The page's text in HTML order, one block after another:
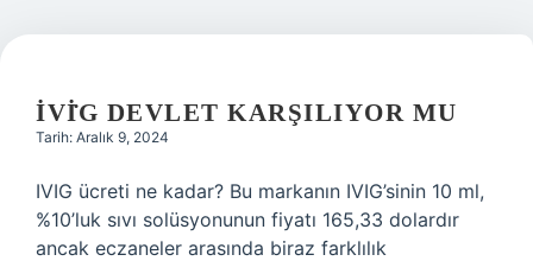
İVİG DEVLET KARŞILIYOR MU
Tarih: Aralık 9, 2024
IVIG ücreti ne kadar? Bu markanın IVIG’sinin 10 ml,
%10’luk sıvı solüsyonunun fiyatı 165,33 dolardır
ancak eczaneler arasında biraz farklılık